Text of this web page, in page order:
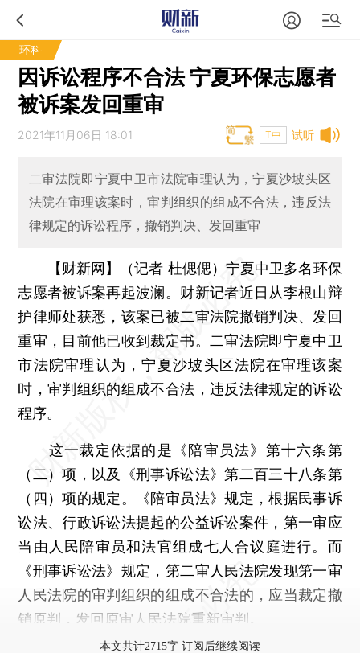
环科
因诉讼程序不合法 宁夏环保志愿者
被诉案发回重审
试听
2021年11月06日 18:01 T中
二审法院即宁夏中卫市法院审理认为，宁夏沙坡头区
法院在审理该案时，审判组织的组成不合法，违反法
律规定的诉讼程序，撤销判决、发回重审
【财新网】（记者 杜偲偲） 宁夏中卫多名环保
志愿者被诉案再起波澜。财新记者近日从李根山辩
护律师处获悉，该案已被二审法院撤销判决、发回
重审，目前他已收到裁定书。二审法院即宁夏中卫
市法院审理认为，宁夏沙坡头区法院在审理该案
时，审判组织的组成不合法，违反法律规定的诉讼
程序。
这一裁定依据的是《陪审员法》第十六条第
（二）项，以及《刑事诉讼法》第二百三十八条第
（四）项的规定。《陪审员法》规定，根据民事诉
讼法、行政诉讼法提起的公益诉讼案件，第一审应
当由人民陪审员和法官组成七人合议庭进行。而
《刑事诉讼法》规定，第二审人民法院发现第一审
人民法院的审判组织的组成不合法的，应当裁定撤
销原判，发回原审人民法院重新审判。
本文共计2715字 订阅后继续阅读